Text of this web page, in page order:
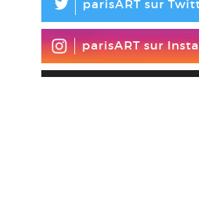
L parisART sur
parisART sur